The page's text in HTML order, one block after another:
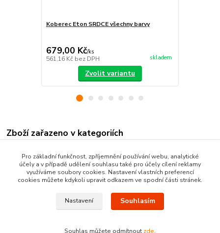
Koberec Eton SRDCE všechny barvy
679,00 Kč/ks
561,16 Kč bez DPH skladem
Zvolit variantu
Zboží zařazeno v kategoriích
Moderní kusové koberce
Pro základní funkčnost, zpříjemnění používání webu, analytické
účely a v případě udělení souhlasu také pro účely cílení reklamy
využíváme soubory cookies. Nastavení vlastních preferencí
cookies můžete kdykoli upravit odkazem ve spodní části stránek.
Nastavení Souhlasím
Souhlas můžete odmítnout zde.